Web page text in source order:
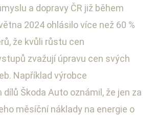
a dopravy ČR již během
2024 ohlásilo více než 60 %
že kvůli růstu cen
zvažují úpravu cen svých
Například výrobce
Škoda Auto oznámil, že jen za
měsíční náklady na energie o